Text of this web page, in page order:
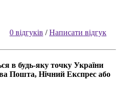
0 відгуків /Написати відгук
в будь-яку точку України
Пошта, Нічний Експрес або